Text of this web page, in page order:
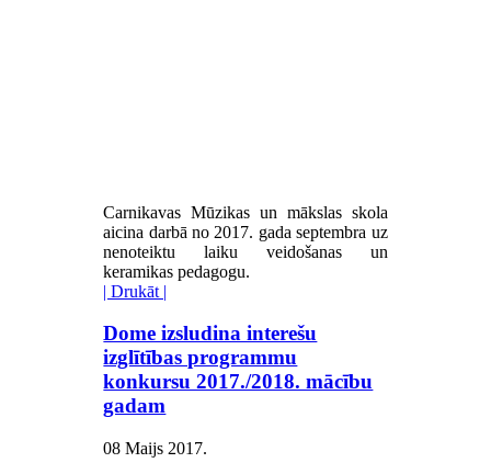
Carnikavas Mūzikas un mākslas skola
aicina darbā no 2017. gada septembra uz
nenoteiktu laiku veidošanas un
keramikas pedagogu.
| Drukāt |
Dome izsludina interešu
izglītības programmu
konkursu 2017./2018. mācību
gadam
08 Maijs 2017.